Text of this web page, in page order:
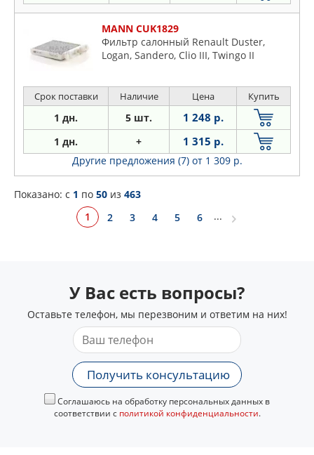
MANN CUK1829
Фильтр салонный Renault Duster,
Logan, Sandero, Clio III, Twingo II
Срок поставки Наличие Цена Купить
1 дн. 5 шт. 1 248 р.
1 дн. + 1 315 р.
Другие предложения (7) от 1 309 р.
Показано: c 1 по 50 из 463
1
2 3 4 5 6 ...
У Вас есть вопросы?
Оставьте телефон, мы перезвоним и ответим на них!
Получить консультацию
Соглашаюсь на обработку персональных данных в
соответствии с политикой конфиденциальности.